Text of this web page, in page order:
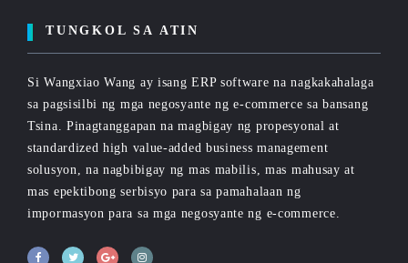
TUNGKOL SA ATIN
Si Wangxiao Wang ay isang ERP software na nagkakahalaga
sa pagsisilbi ng mga negosyante ng e-commerce sa bansang
Tsina. Pinagtanggapan na magbigay ng propesyonal at
standardized high value-added business management
solusyon, na nagbibigay ng mas mabilis, mas mahusay at
mas epektibong serbisyo para sa pamahalaan ng
impormasyon para sa mga negosyante ng e-commerce.